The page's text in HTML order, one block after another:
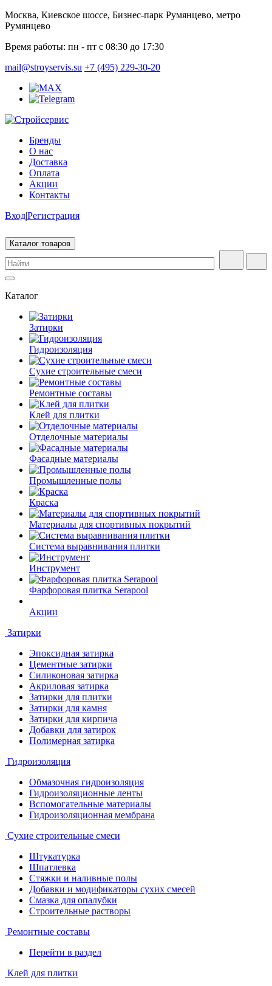
Москва, Киевское шоссе, Бизнес-парк Румянцево, метро
Румянцево
Время работы: пн - пт с 08:30 до 17:30
mail@stroyservis.su +7 (495) 229-30-20
Бренды
О нас
Доставка
Оплата
Акции
Контакты
Вход|Регистрация
Каталог товаров
Каталог
Затирки
Гидроизоляция
Сухие строительные смеси
Ремонтные составы
Клей для плитки
Отделочные материалы
Фасадные материалы
Промышленные полы
Краска
Материалы для спортивных покрытий
Система выравнивания плитки
Инструмент
Фарфоровая плитка Serapool
Акции
Затирки
Эпоксидная затирка
Цементные затирки
Силиконовая затирка
Акриловая затирка
Затирки для плитки
Затирки для камня
Затирки для кирпича
Добавки для затирок
Полимерная затирка
Гидроизоляция
Обмазочная гидроизоляция
Гидроизоляционные ленты
Вспомогательные материалы
Гидроизоляционная мембрана
Сухие строительные смеси
Штукатурка
Шпатлевка
Стяжки и наливные полы
Добавки и модификаторы сухих смесей
Смазка для опалубки
Строительные растворы
Ремонтные составы
Перейти в раздел
Клей для плитки